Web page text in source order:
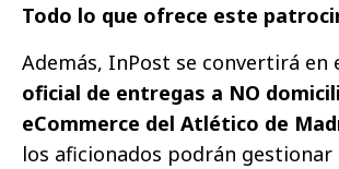
Todo lo que ofrece este
Además, InPost se convertirá en
oficial de entregas a NO
eCommerce del Atlético de
los aficionados podrán gestionar